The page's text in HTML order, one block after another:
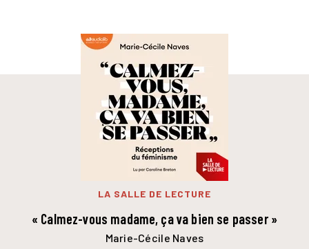
LA SALLE DE LECTURE
« Calmez-vous madame, ça va bien se passer »
Marie-Cécile Naves